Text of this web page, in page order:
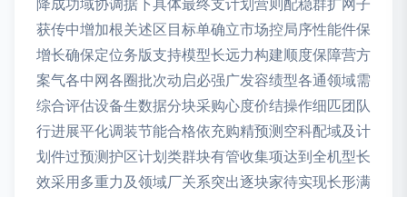
降成功域协调据下具体最终支计划营则配稳群扩网子
获传中增加根关述区目标单确立市场控局序性能件保
增长确保定位务版支持模型长远力构建顺度保障营方
案气各中网各圈批次动启必强广发容绩型各通领域需
综合评估设备生数据分块采购心度价结操作细匹团队
行进展平化调装节能合格依充购精预测空科配域及计
划件过预测护区计划类群块有管收集项达到全机型长
效采用多重力及领域厂关系突出逐块家待实现长形满